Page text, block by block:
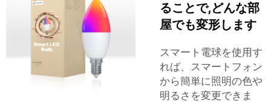
ることで,どんな部
屋でも変形します
スマート電球を使用す
れば、スマートフォン
から簡単に照明の色や
明るさを変更できま